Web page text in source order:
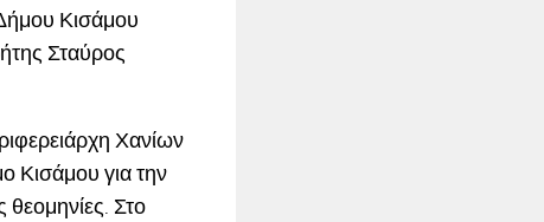
Κισάμου
Σταύρος
Χανίων
Κισάμου για την
Στο